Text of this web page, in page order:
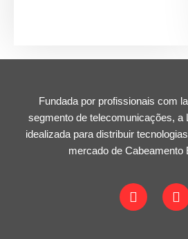
Fundada por profissionais com
segmento de telecomunicações, a
idealizada para distribuir
mercado de Cabeamento